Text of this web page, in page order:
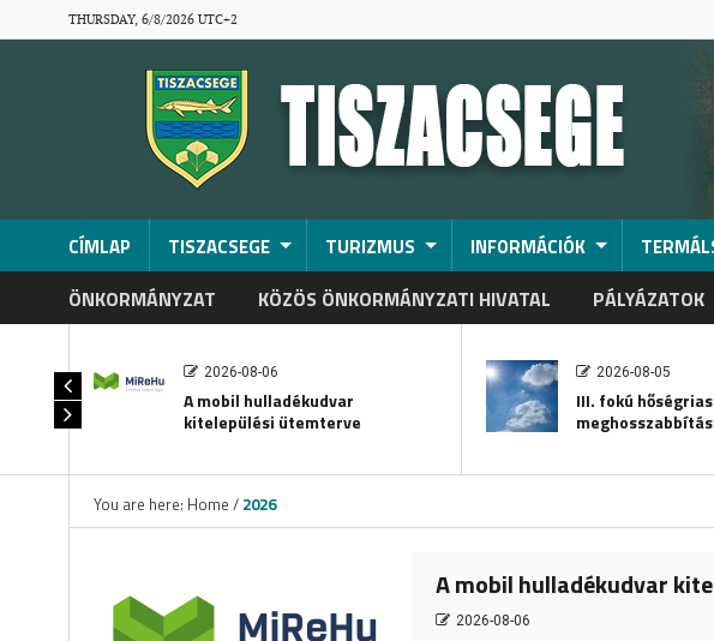
THURSDAY, 6/8/2026 UTC+2
CÍMLAP TISZACSEGE TURIZMUS INFORMÁCIÓK
ÖNKORMÁNYZAT KÖZÖS ÖNKORMÁNYZATI HIVATAL PÁLYÁZATOK
2026-08-06
A mobil hulladékudvar
kitelepülési ütemterve
2026-08-05
III. fokú
You are here: Home / 2026
A mobil hulladékudvar
2026-08-06